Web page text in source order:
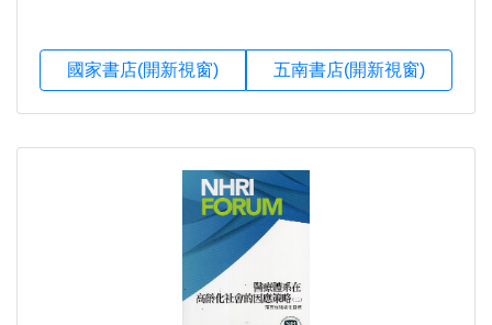
國家書店(開新視窗) 五南書店(開新視窗)